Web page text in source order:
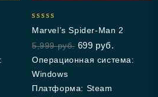
out of 5
Marvel’s Spider-Man 2
5,999руб. 699 руб.
Операционная система:
Windows
Платформа: Steam